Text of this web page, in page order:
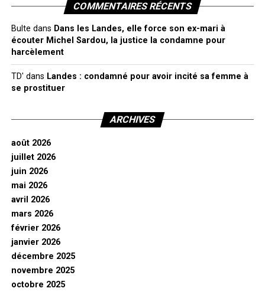
COMMENTAIRES RÉCENTS
Bulte dans Dans les Landes, elle force son ex-mari à
écouter Michel Sardou, la justice la condamne pour
harcèlement
TD' dans Landes : condamné pour avoir incité sa femme à
se prostituer
ARCHIVES
août 2026
juillet 2026
juin 2026
mai 2026
avril 2026
mars 2026
février 2026
janvier 2026
décembre 2025
novembre 2025
octobre 2025